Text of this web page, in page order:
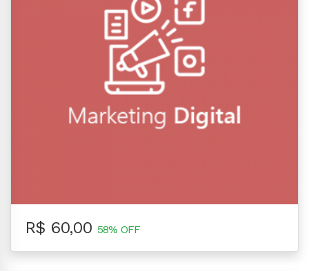
R$ 60,00 58% OFF